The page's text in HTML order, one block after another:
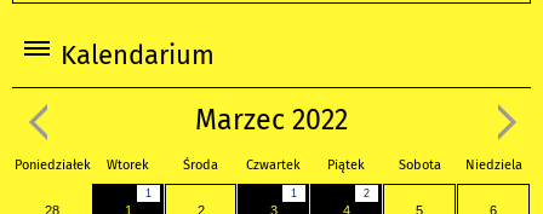
Kalendarium
Marzec 2022
Poniedziałek Wtorek Środa Czwartek Piątek Sobota Niedziela
28
1
1 2
1
3
2
4 5 6